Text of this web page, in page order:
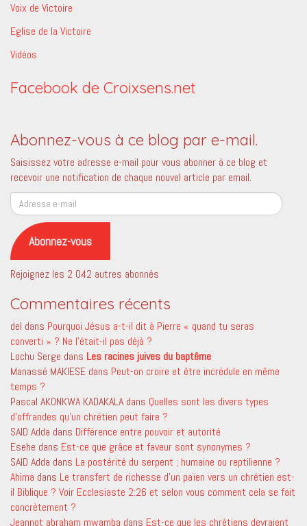
Voix de Victoire
Eglise de la Victoire
Vidéos
Facebook de Croixsens.net
Abonnez-vous à ce blog par e-mail.
Saisissez votre adresse e-mail pour vous abonner à ce blog et
recevoir une notification de chaque nouvel article par email.
Adresse
e-
mail
Abonnez-vous
Rejoignez les 2 042 autres abonnés
Commentaires récents
del dans Pourquoi Jésus a-t-il dit à Pierre « quand tu seras
converti » ? Ne l’était-il pas déjà ?
Lochu Serge dans Les racines juives du baptême
Manassé MAKIESE dans Peut-on croire et être incrédule en même
temps ?
Pascal AKONKWA KADAKALA dans Quelles sont les divers types
d’offrandes qu’un chrétien peut faire ?
SAID Adda dans Différence entre pouvoir et autorité
Esehe dans Est-ce que grâce et faveur sont synonymes ?
SAID Adda dans La postérité du serpent ; humaine ou reptilienne ?
Ahima dans Le transfert de richesse d’un païen vers un chrétien est-
il Biblique ? Voir Ecclesiaste 2:26 et selon vous comment cela se fait
concrètement ?
Jeannot abraham mwamba dans Est-ce que les chrétiens devraient